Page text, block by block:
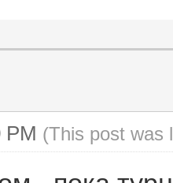
PM (This post was